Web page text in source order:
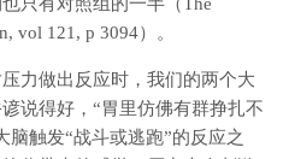
只有对照组的一半（The
vol 121, p 3094）。
力做出反应时，我们的两个大
说得好，“胃里仿佛有群挣扎不
脑触发“战斗或逃跑”的反应之